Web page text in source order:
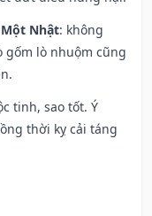
Nhật: không
gốm lò nhuộm cũng
tinh, sao tốt. Ý
thời kỵ cải táng